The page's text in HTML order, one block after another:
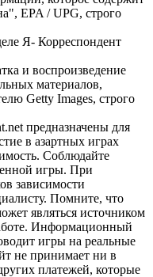
EPA / UPG, строго
Я- Корреспондент
и воспроизведение
материалов,
Getty Images, строго
предназначены для
в азартных играх
Соблюдайте
игры. При
зависимости
Помните, что
являться источником
Информационный
игры на реальные
не принимает ни в
платежей, которые